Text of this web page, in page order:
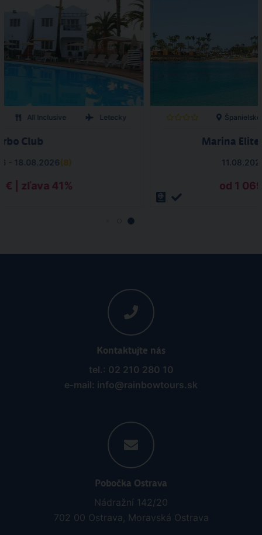
All Inclusive Letecky
Club
- 18.08.2026(8)
€ | zľava 41%
Španielsko
Marina Elite
od 1
Kontaktujte nás
tel.: 02 210 280 10
e-mail: info@rainbowtours.sk
Pobočka Ostrava
Nádražní 142/20
702 00 Ostrava, Moravská Ostrava